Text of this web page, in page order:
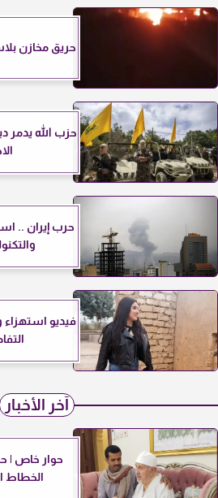
حريق مخازن
حزب الله يدمر
حرب إيران ..
فيديو استهزاء
آخر الأخبار
حوار خاص |
الخطاط